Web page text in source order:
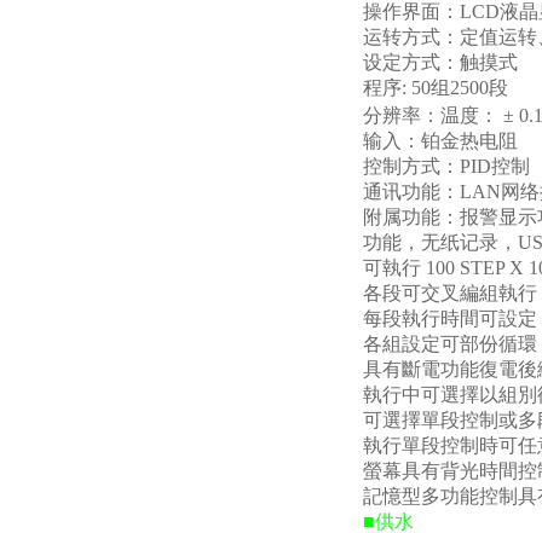
操作界面： LCD液
运转方式：定值运
设定方式：触摸式
程序: 50组 2500段
分辨率：温度：
±
输入：铂金热电阻
控制方式： PID控制
通讯功能： LAN网
附属功能：报警显
功能，无纸记录，
可執行 100 STEP X
各段可交叉編組執行
每段執行時間可設定
各組設定可部份循環
具有斷電功能復電
執行中可選擇以組
可選擇單段控制或
執行單段控制時可
螢幕具有背光時間
記憶型多功能控制
■供水